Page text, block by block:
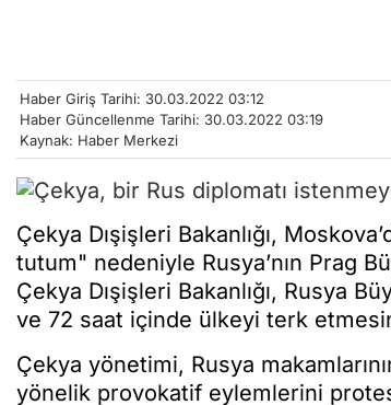
Haber Giriş Tarihi: 30.03.2022 03:12
Haber Güncellenme Tarihi: 30.03.2022 03:19
Kaynak: Haber Merkezi
Çekya Dışişleri Bakanlığı,
tutum" nedeniyle Rusya’nın Prag
Çekya Dışişleri Bakanlığı, Rusya
ve 72 saat içinde ülkeyi terk
Çekya yönetimi, Rusya
yönelik provokatif eylemlerini